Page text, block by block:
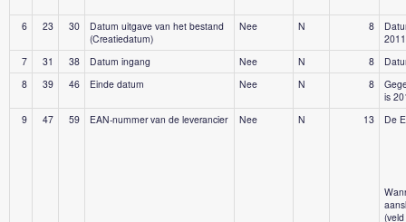
6 23 30
Datum uitgave van het bestand
(Creatiedatum)
Nee N 8
7
31 38 Datum ingang Nee N 8
8
39 46 Einde datum Nee N 8
is
9
47 59 EAN-nummer van de leverancier Nee N 13 De